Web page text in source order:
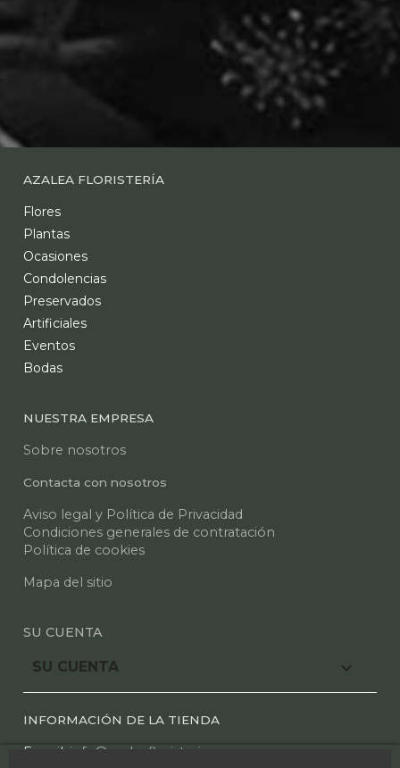
AZALEA FLORISTERÍA
Flores
Plantas
Ocasiones
Condolencias
Preservados
Artificiales
Eventos
Bodas
NUESTRA EMPRESA
Sobre nosotros
Contacta con nosotros
Aviso legal y Política de Privacidad
Condiciones generales de contratación
Política de cookies
Mapa del sitio
SU CUENTA
SU CUENTA 
INFORMACIÓN DE LA TIENDA
E mail: info@azaleafloristeria.com